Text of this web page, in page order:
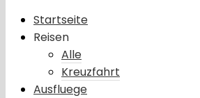
Startseite
Reisen
Alle
Kreuzfahrt
Ausfluege